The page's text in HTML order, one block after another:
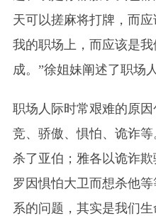
天可以搓麻将打牌，而
我的职场上，而应该是
成。”徐姐妹阐述了职场
职场人际时常艰难的原
竞、骄傲、惧怕、诡诈
杀了亚伯；雅各以诡诈
罗因惧怕大卫而想杀他
系的问题，其实是我们